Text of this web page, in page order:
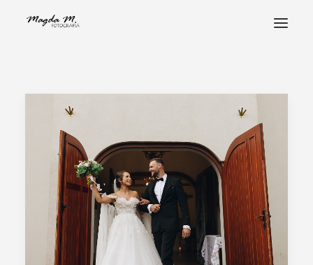
FOTOHISTORIE
ALBUMY
STREFA KLIENTA
KONTAKT